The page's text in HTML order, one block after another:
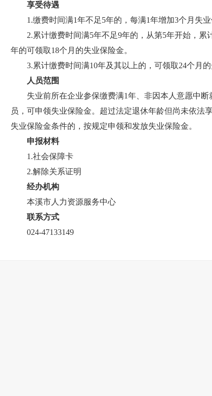
享受待遇
1.缴费时间满1年不足5年的，每满1年增加3个月失业
2.累计缴费时间满5年不足9年的，从第5年开始，
年的可领取18个月的失业保险金。
3.累计缴费时间满10年及其以上的，可领取24个月的
人员范围
失业前所在企业参保缴费满1年、非因本人意愿中
员，可申领失业保险金。超过法定退休年龄但尚未依法
失业保险金条件的，按规定申领和发放失业保险金。
申报材料
1.社会保障卡
2.解除关系证明
经办机构
本溪市人力资源服务中心
联系方式
024-47133149